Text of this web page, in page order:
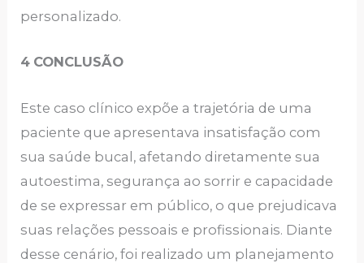
personalizado.
4 CONCLUSÃO
Este caso clínico expõe a trajetória de uma
paciente que apresentava insatisfação com
sua saúde bucal, afetando diretamente sua
autoestima, segurança ao sorrir e capacidade
de se expressar em público, o que prejudicava
suas relações pessoais e profissionais. Diante
desse cenário, foi realizado um planejamento